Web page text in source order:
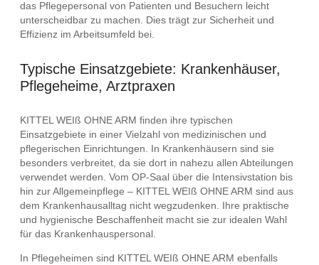
das Pflegepersonal von Patienten und Besuchern leicht
unterscheidbar zu machen. Dies trägt zur Sicherheit und
Effizienz im Arbeitsumfeld bei.
Typische Einsatzgebiete: Krankenhäuser,
Pflegeheime, Arztpraxen
KITTEL WEIß OHNE ARM finden ihre typischen
Einsatzgebiete in einer Vielzahl von medizinischen und
pflegerischen Einrichtungen. In Krankenhäusern sind sie
besonders verbreitet, da sie dort in nahezu allen Abteilungen
verwendet werden. Vom OP-Saal über die Intensivstation bis
hin zur Allgemeinpflege – KITTEL WEIß OHNE ARM sind aus
dem Krankenhausalltag nicht wegzudenken. Ihre praktische
und hygienische Beschaffenheit macht sie zur idealen Wahl
für das Krankenhauspersonal.
In Pflegeheimen sind KITTEL WEIß OHNE ARM ebenfalls